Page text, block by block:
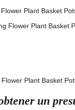
un